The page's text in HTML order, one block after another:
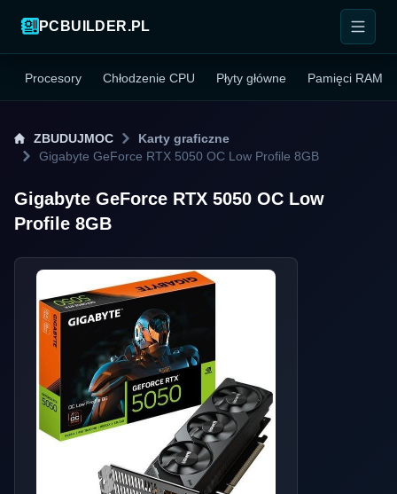
PCBUILDER.PL
Procesory Chłodzenie CPU Płyty główne Pamięci RAM
ZBUDUJMOC
Karty graficzne
Gigabyte GeForce RTX 5050 OC Low Profile 8GB
Gigabyte GeForce RTX 5050 OC Low
Profile 8GB